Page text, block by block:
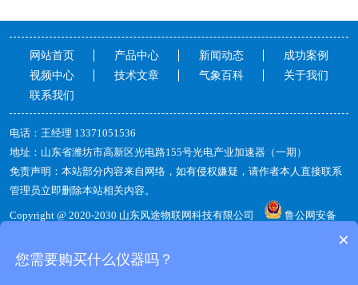
网站首页 产品中心 新闻动态
成功案例
视频中心
技术文章 气象百科
关于我们
联系我们
电话：王经理13371051536
地址：山东省潍坊市高新区光电路155号光电产业加速器（一期）
免责声明：本站部分内容来自网络，如有侵权嫌疑，请作者本人直接联系
管理员立即删除本站相关内容。
Copyright@2020-2030山东风途物联网科技有限公司
鲁公网安备
×
您需要购买什么仪器吗？